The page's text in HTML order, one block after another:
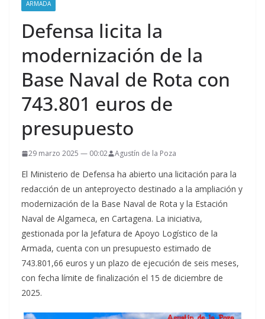
ARMADA
Defensa licita la
modernización de la
Base Naval de Rota con
743.801 euros de
presupuesto
29 marzo 2025 — 00:02 Agustín de la Poza
El Ministerio de Defensa ha abierto una licitación para la
redacción de un anteproyecto destinado a la ampliación y
modernización de la Base Naval de Rota y la Estación
Naval de Algameca, en Cartagena. La iniciativa,
gestionada por la Jefatura de Apoyo Logístico de la
Armada, cuenta con un presupuesto estimado de
743.801,66 euros y un plazo de ejecución de seis meses,
con fecha límite de finalización el 15 de diciembre de
2025.